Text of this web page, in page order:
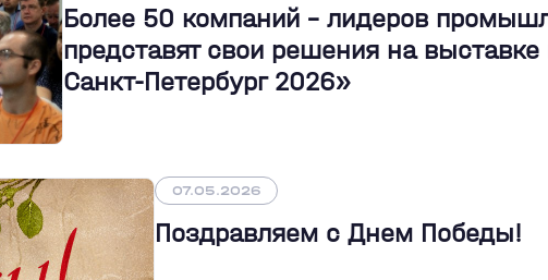
Более 50 компаний - лидеров
представят свои решения на
Санкт-Петербург 2026»
07.05.2026
Поздравляем с Днем Победы!